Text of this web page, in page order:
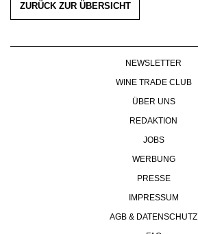
ZURÜCK ZUR ÜBERSICHT
NEWSLETTER
WINE TRADE CLUB
ÜBER UNS
REDAKTION
JOBS
WERBUNG
PRESSE
IMPRESSUM
AGB & DATENSCHUTZ